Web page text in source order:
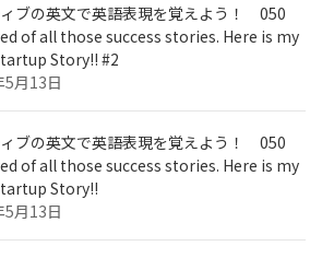
ブの英文で英語表現を覚えよう！ 050
of all those success stories. Here is my
Story!! #2
5月13日
ブの英文で英語表現を覚えよう！ 050
of all those success stories. Here is my
Story!!
5月13日